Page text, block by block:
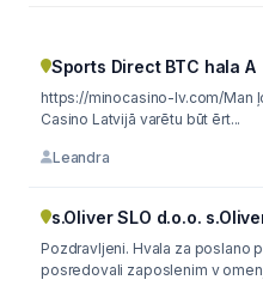
Sports Direct BTC hala A
https://minocasino-lv.com/Man
Casino Latvijā varētu būt ērt...
Leandra
s.Oliver SLO d.o.o.
Pozdravljeni. Hvala za poslano pohvalo. Seveda jo bomo
posredovali zaposlenim v